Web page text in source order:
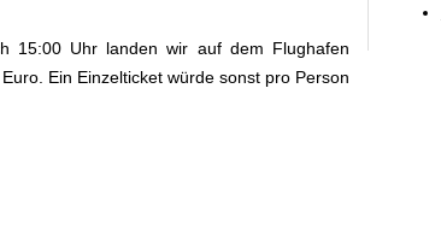
15:00 Uhr landen wir auf dem Flughafen
Ein Einzelticket würde sonst pro Person